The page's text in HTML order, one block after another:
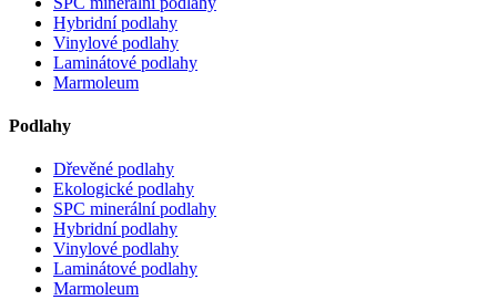
Hybridní podlahy
Vinylové podlahy
Laminátové podlahy
Marmoleum
Podlahy
Dřevěné podlahy
Ekologické podlahy
SPC minerální podlahy
Hybridní podlahy
Vinylové podlahy
Laminátové podlahy
Marmoleum